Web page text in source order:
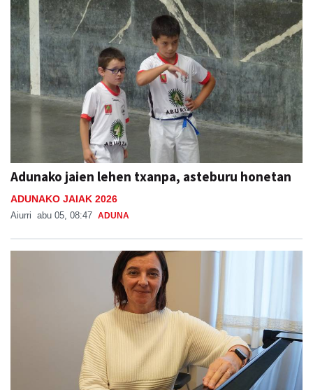
Adunako jaien lehen txanpa, asteburu honetan
ADUNAKO JAIAK 2026
Aiurri abu 05, 08:47 ADUNA